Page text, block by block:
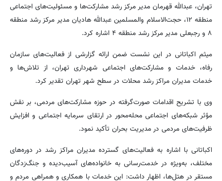
تهران، عبدالله قهرمان مدیر مرکز رشد مشارکت‌ها و مسئولیت‌های اجتماعی
منطقه ۱۲، حجت‌الاسلام والمسلمین عبدالله هادیان مدیر مرکز رشد منطقه
۸ و رجبعلی مدیر مرکز رشد منطقه ۴ اشاره کرد.
میثم اکباتانی در این نشست ضمن ارائه گزارشی از فعالیت‌های سازمان
رفاه، خدمات و مشارکت‌های اجتماعی شهرداری تهران، از تلاش‌ها و
خدمات مدیران مراکز رشد محلات در سطح شهر تهران تقدیر کرد.
وی با تشریح اقدامات صورت‌گرفته در حوزه مشارکت‌های مردمی، بر نقش
مؤثر شبکه‌های اجتماعی محله‌محور در ارتقای سرمایه اجتماعی و افزایش
ظرفیت‌های مردمی در مدیریت بحران تأکید نمود.
اکباتانی با اشاره به فعالیت‌های گسترده مدیران مراکز رشد در دوره‌های
مختلف، به‌ویژه در خدمت‌رسانی به خانواده‌های آسیب‌دیده و جنگ‌زدگان
مستقر در هتل‌ها، اظهار داشت: این خدمات با همکاری و همراهی مردم و